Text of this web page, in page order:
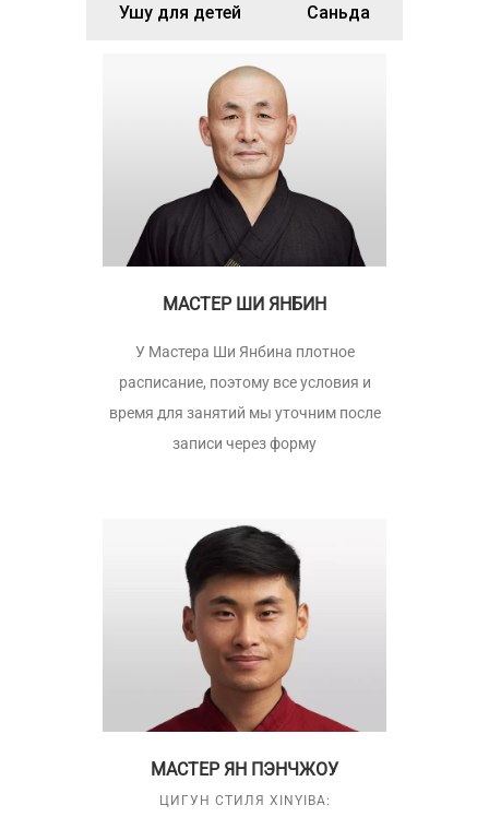
Ушу для детей Саньда
МАСТЕР ШИ ЯНБИН
У Мастера Ши Янбина плотное
расписание, поэтому все условия и
время для занятий мы уточним после
записи через форму
МАСТЕР ЯН ПЭНЧЖОУ
ЦИГУН СТИЛЯ XINYIBA: